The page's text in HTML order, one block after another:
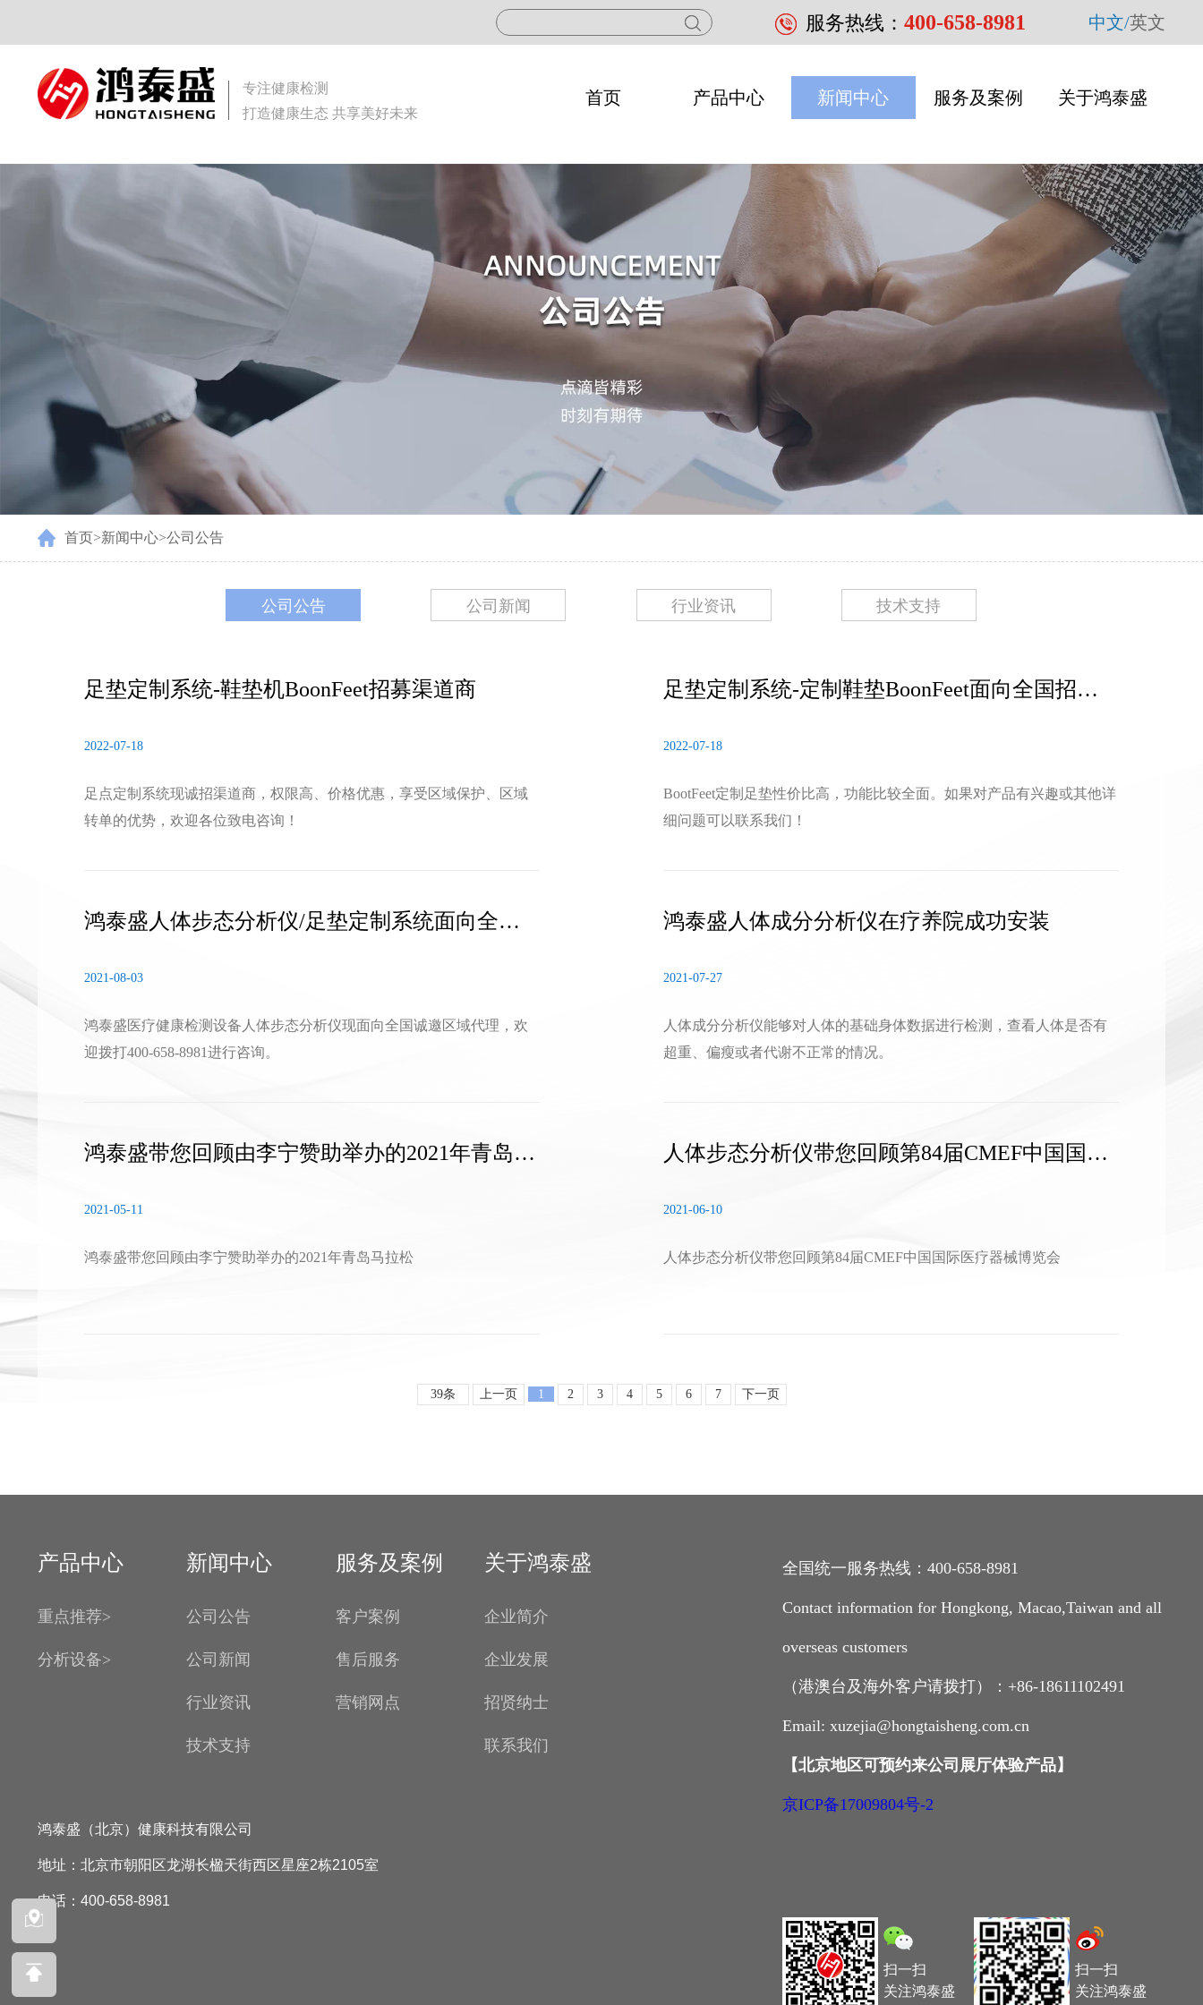
中文/英文
服务热线： 400-658-8981
专注健康检测
打造健康生态 共享美好未来
首页 产品中心 新闻中心 服务及案例 关于鸿泰盛
首页>新闻中心>公司公告
公司公告 公司新闻 行业资讯 技术支持
足垫定制系统-鞋垫机BoonFeet招募渠道商
2022-07-18
足点定制系统现诚招渠道商，权限高、价格优惠，享受区域保护、区域
转单的优势，欢迎各位致电咨询！
足垫定制系统-定制鞋垫BoonFeet面向全国招代
2022-07-18
BootFeet定制足垫性价比高，功能比较全面。如果对产品有兴趣或其他详
细问题可以联系我们！
鸿泰盛人体步态分析仪/足垫定制系统面向全国
2021-08-03
鸿泰盛医疗健康检测设备人体步态分析仪现面向全国诚邀区域代理，欢
迎拨打400-658-8981进行咨询。
鸿泰盛人体成分分析仪在疗养院成功安装
2021-07-27
人体成分分析仪能够对人体的基础身体数据进行检测，查看人体是否有
超重、偏瘦或者代谢不正常的情况。
鸿泰盛带您回顾由李宁赞助举办的2021年青岛马
2021-05-11
鸿泰盛带您回顾由李宁赞助举办的2021年青岛马拉松
人体步态分析仪带您回顾第84届CMEF中国国际
2021-06-10
人体步态分析仪带您回顾第84届CMEF中国国际医疗器械博览会
39条 上一页 1 2 3 4 5 6 7 下一页
产品中心
重点推荐>
分析设备>
新闻中心
公司公告
公司新闻
行业资讯
技术支持
服务及案例
客户案例
售后服务
营销网点
关于鸿泰盛
企业简介
企业发展
招贤纳士
联系我们
鸿泰盛（北京）健康科技有限公司
地址：北京市朝阳区龙湖长楹天街西区星座2栋2105室
电话：400-658-8981
全国统一服务热线：400-658-8981
Contact information for Hongkong, Macao,Taiwan and all
overseas customers
（港澳台及海外客户请拨打）：+86-18611102491
Email: xuzejia@hongtaisheng.com.cn
【北京地区可预约来公司展厅体验产品】
京ICP备17009804号-2
扫一扫
关注鸿泰盛
扫一扫
关注鸿泰盛